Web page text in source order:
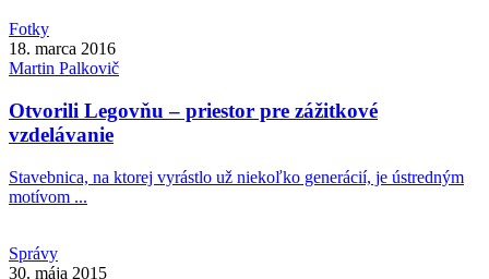
Fotky
18. marca 2016
Martin Palkovič
Otvorili Legovňu – priestor pre zážitkové
vzdelávanie
Stavebnica, na ktorej vyrástlo už niekoľko generácií, je ústredným
motívom ...
Správy
30. mája 2015